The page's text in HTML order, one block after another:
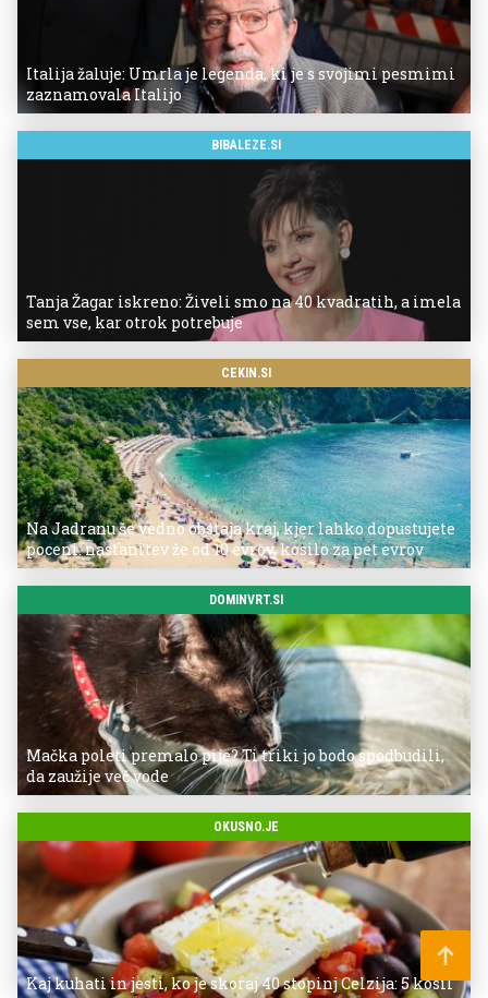
Italija žaluje: Umrla je legenda, ki je s svojimi pesmimi
zaznamovala Italijo
BIBALEZE.SI
Tanja Žagar iskreno: Živeli smo na 40 kvadratih, a imela
sem vse, kar otrok potrebuje
CEKIN.SI
Na Jadranu še vedno obstaja kraj, kjer lahko dopustujete
poceni: nastanitev že od 10 evrov, kosilo za pet evrov
DOMINVRT.SI
Mačka poleti premalo pije? Ti triki jo bodo spodbudili,
da zaužije več vode
OKUSNO.JE
Kaj kuhati in jesti, ko je skoraj 40 stopinj Celzija: 5 kosil